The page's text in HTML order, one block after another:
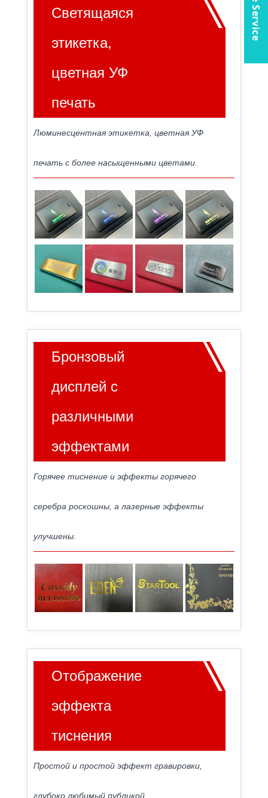
Светящаяся
этикетка,
цветная УФ
печать
Люминесцентная этикетка, цветная УФ
печать с более насыщенными цветами.
Бронзовый
дисплей с
различными
эффектами
Горячее тиснение и эффекты горячего
серебра роскошны, а лазерные эффекты
улучшены.
Отображение
эффекта
тиснения
Простой и простой эффект гравировки,
глубоко любимый публикой